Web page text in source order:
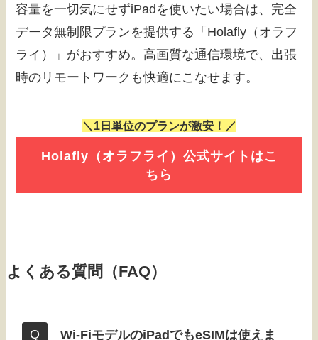
容量を一切気にせずiPadを使いたい場合は、完全
データ無制限プランを提供する「Holafly（オラフ
ライ）」がおすすめ。高画質な通信環境で、出張
時のリモートワークも快適にこなせます。
＼1日単位のプランが激安！／
Holafly（オラフライ）公式サイトはこ
ちら
よくある質問（FAQ）
Wi-FiモデルのiPadでもeSIMは使えま